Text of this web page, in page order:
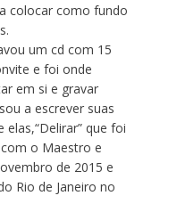
colocar como fundo
um cd com 15
e foi onde
em si e gravar
a escrever suas
que foi
o Maestro e
de 2015 e
Rio de Janeiro no